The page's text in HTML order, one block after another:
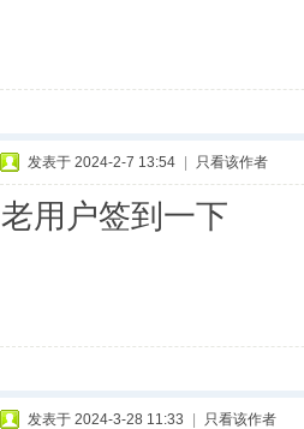
发表于 2024-2-7 13:54 只看该作者
老用户签到一下
发表于 2024-3-28 11:33 只看该作者